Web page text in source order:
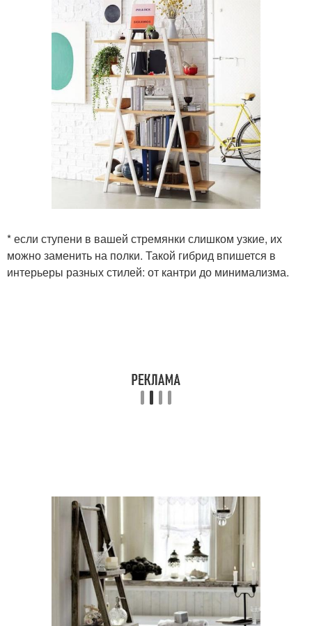
* если ступени в вашей стремянки слишком узкие, их
можно заменить на полки. Такой гибрид впишется в
интерьеры разных стилей: от кантри до минимализма.